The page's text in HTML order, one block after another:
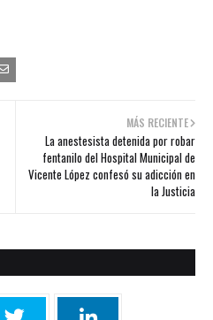
MÁS RECIENTE
La anestesista detenida por robar
fentanilo del Hospital Municipal de
Vicente López confesó su adicción en
la Justicia